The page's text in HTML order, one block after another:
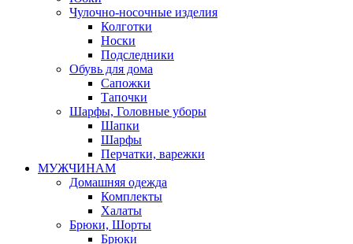
Чулочно-носочные изделия
Колготки
Носки
Подследники
Обувь для дома
Сапожки
Тапочки
Шарфы, Головные уборы
Шапки
Шарфы
Перчатки, варежки
МУЖЧИНАМ
Домашняя одежда
Комплекты
Халаты
Брюки, Шорты
Брюки